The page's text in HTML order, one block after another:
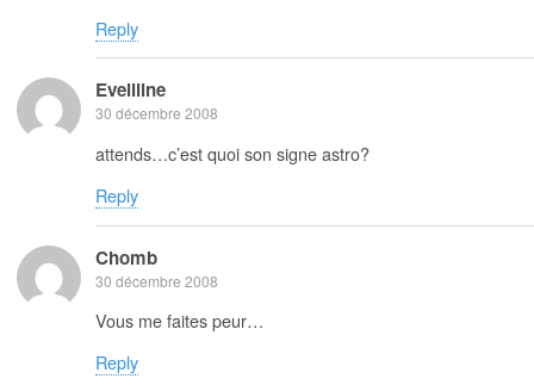
Reply
Eveliline
30 décembre 2008
attends…c’est quoi son signe astro?
Reply
Chomb
30 décembre 2008
Vous me faites peur…
Reply